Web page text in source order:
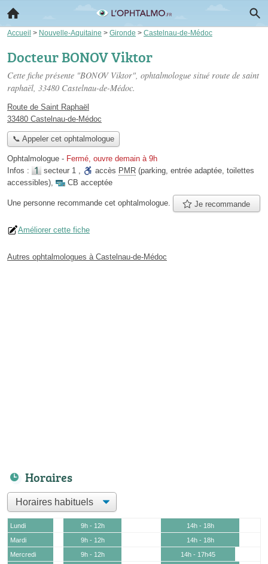
Accueil > Nouvelle-Aquitaine > Gironde > Castelnau-de-Médoc
Docteur BONOV Viktor
Cette fiche présente "BONOV Viktor", ophtalmologue situé route de saint
raphaël, 33480 Castelnau-de-Médoc.
Route de Saint Raphaël
33480 Castelnau-de-Médoc
📞 Appeler cet ophtalmologue
Ophtalmologue - Fermé, ouvre demain à 9h
Infos :
secteur 1 , accès PMR (parking, entrée adaptée, toilettes
accessibles), CB acceptée
Une personne recommande cet ophtalmologue. Je recommande
Améliorer cette fiche
Autres ophtalmologues à Castelnau-de-Médoc
Horaires
Lundi 9h - 12h
14h - 18h
Mardi
9h - 12h
14h - 18h
Mercredi
9h - 12h
14h - 17h45